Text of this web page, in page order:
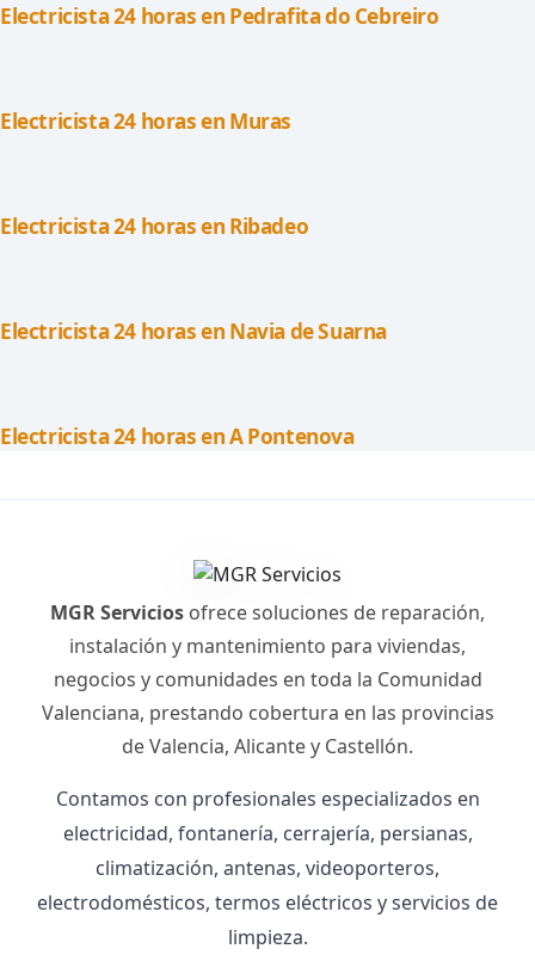
Electricista 24 horas en Pedrafita do Cebreiro
Electricista 24 horas en Muras
Electricista 24 horas en Ribadeo
Electricista 24 horas en Navia de Suarna
Electricista 24 horas en A Pontenova
MGR Servicios ofrece soluciones de reparación,
instalación y mantenimiento para viviendas,
negocios y comunidades en toda la Comunidad
Valenciana, prestando cobertura en las provincias
de Valencia, Alicante y Castellón.
Contamos con profesionales especializados en
electricidad, fontanería, cerrajería, persianas,
climatización, antenas, videoporteros,
electrodomésticos, termos eléctricos y servicios de
limpieza.